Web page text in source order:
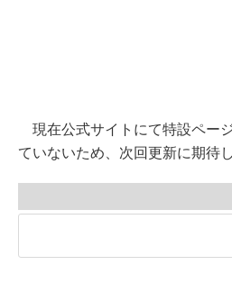
現在公式サイトにて特設ペー
ていないため、次回更新に期待し